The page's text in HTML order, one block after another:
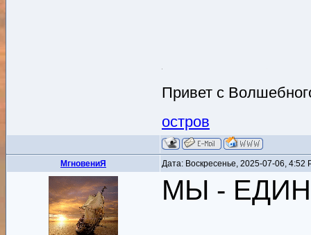
Привет с
остров
MгновениЯ Дата: Воскресенье, 2025-07-06,
МЫ -